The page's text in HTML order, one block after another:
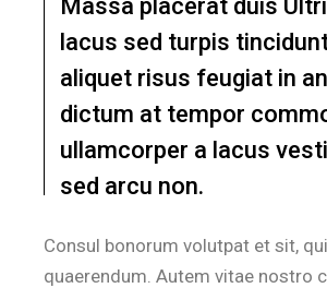
Massa placerat duis
lacus sed turpis
aliquet risus feugiat in
dictum at tempor
ullamcorper a lacus
sed arcu non.
Consul bonorum volutpat et sit,
quaerendum. Autem vitae nostro